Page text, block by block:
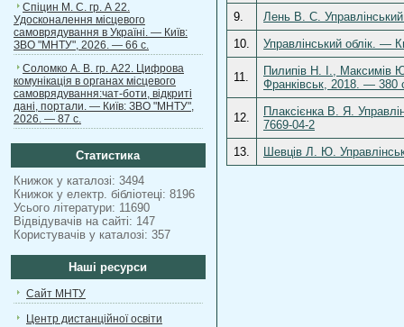
Спіцин М. С. гр. А 22.
Удосконалення місцевого
самоврядування в Україні. — Київ:
ЗВО "МНТУ", 2026. — 66 с.
Соломко А. В. гр. А22. Цифрова
комунікація в органах місцевого
самоврядування:чат-боти, відкриті
дані, портали. — Київ: ЗВО "МНТУ",
2026. — 87 с.
Статистика
Книжок у каталозі: 3494
Книжок у електр. бібліотеці: 8196
Усього літератури: 11690
Відвідувачів на сайті: 147
Користувачів у каталозі: 357
Наші ресурси
Сайт МНТУ
Центр дистанційної освіти
9.
Лень В. С.
10.
Управлінський облік. —
11.
Пилипів Н. І., Максимів
Франківськ, 2018. —
12.
Плаксієнка В. Я.
7669-04-2
13.
Шевців Л. Ю.